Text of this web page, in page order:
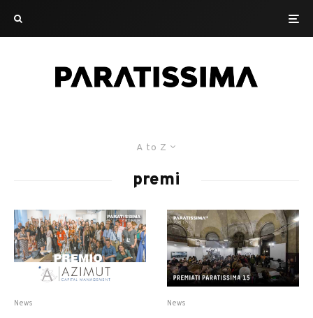
A to Z
premi
News News